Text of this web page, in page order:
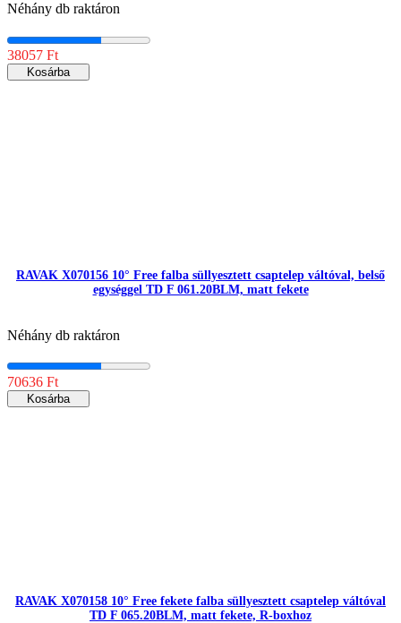
Néhány db raktáron
38057 Ft
Kosárba
RAVAK X070156 10° Free falba süllyesztett csaptelep váltóval, belső
egységgel TD F 061.20BLM, matt fekete
Néhány db raktáron
70636 Ft
Kosárba
RAVAK X070158 10° Free fekete falba süllyesztett csaptelep váltóval
TD F 065.20BLM, matt fekete, R-boxhoz